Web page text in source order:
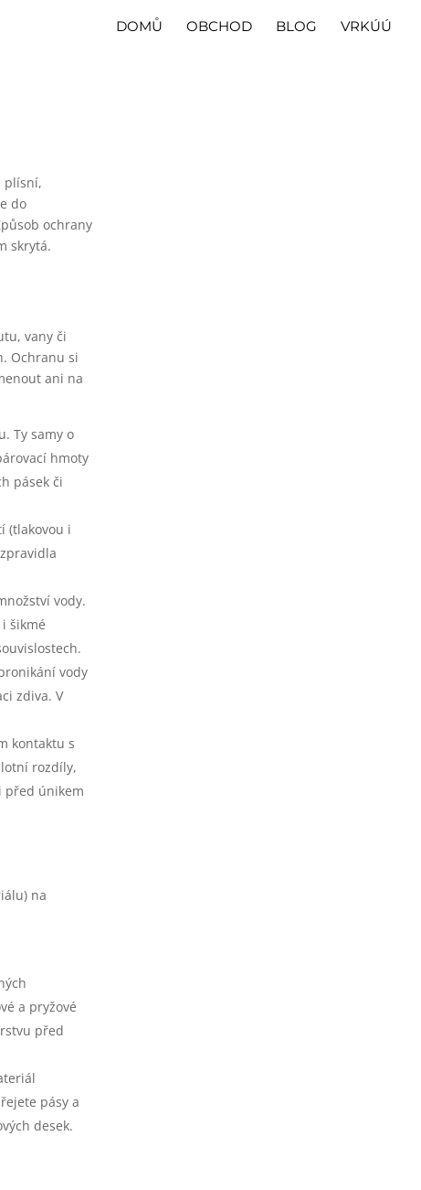
DOMŮ OBCHOD BLOG VRKÚÚ
plísní,
do
ochrany
skrytá.
vany či
Ochranu si
ani na
Ty samy o
hmoty
pásek či
(tlakovou i
vody.
šikmé
vody
zdiva. V
kontaktu s
rozdíly,
před únikem
na
a pryžové
před
pásy a
desek.